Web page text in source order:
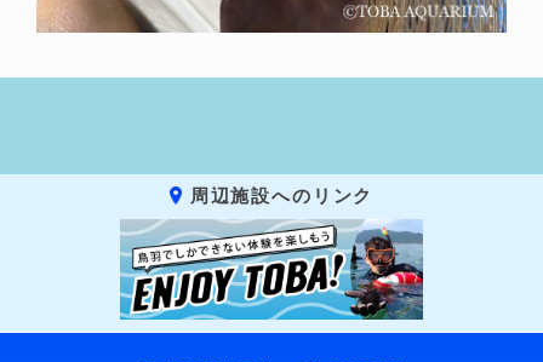
周辺施設へのリンク